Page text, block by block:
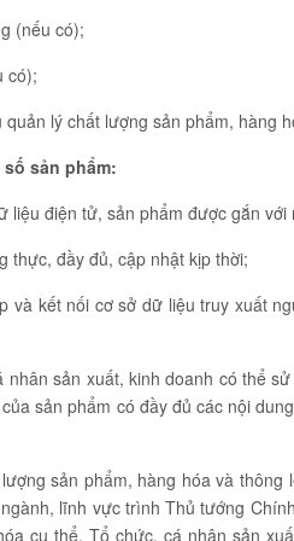
(nếu có);
có);
lý chất lượng sản phẩm, hàng
sản phẩm:
điện tử, sản phẩm được gắn với
thực, đầy đủ, cập nhật kịp thời;
và kết nối cơ sở dữ liệu truy xuất
nhân sản xuất, kinh doanh có thể
sản phẩm có đầy đủ các nội
sản phẩm, hàng hóa và
lĩnh vực trình Thủ tướng
cụ thể. Tổ chức, cá nhân sản